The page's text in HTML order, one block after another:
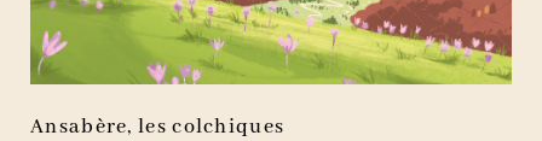
Ansabère, les colchiques